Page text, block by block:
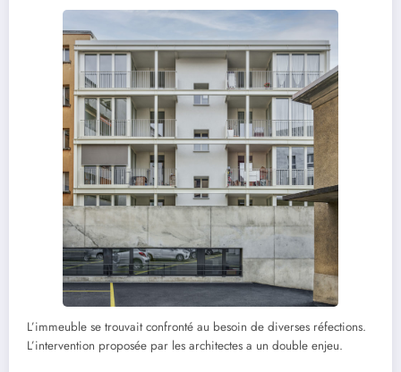
L’immeuble se trouvait confronté au besoin de diverses réfections.
L’intervention proposée par les architectes a un double enjeu.